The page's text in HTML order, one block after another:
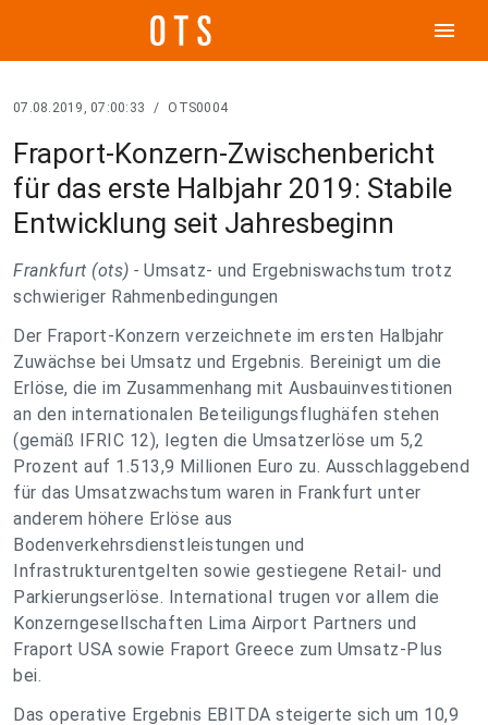
menu
07.08.2019, 07:00:33 / OTS0004
Fraport-Konzern-Zwischenbericht
für das erste Halbjahr 2019: Stabile
Entwicklung seit Jahresbeginn
Frankfurt (ots) - Umsatz- und Ergebniswachstum trotz
schwieriger Rahmenbedingungen
Der Fraport-Konzern verzeichnete im ersten Halbjahr
Zuwächse bei Umsatz und Ergebnis. Bereinigt um die
Erlöse, die im Zusammenhang mit Ausbauinvestitionen
an den internationalen Beteiligungsflughäfen stehen
(gemäß IFRIC 12), legten die Umsatzerlöse um 5,2
Prozent auf 1.513,9 Millionen Euro zu. Ausschlaggebend
für das Umsatzwachstum waren in Frankfurt unter
anderem höhere Erlöse aus
Bodenverkehrsdienstleistungen und
Infrastrukturentgelten sowie gestiegene Retail- und
Parkierungserlöse. International trugen vor allem die
Konzerngesellschaften Lima Airport Partners und
Fraport USA sowie Fraport Greece zum Umsatz-Plus
bei.
Das operative Ergebnis EBITDA steigerte sich um 10,9